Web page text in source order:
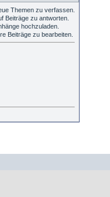
Themen zu verfassen.
Beiträge zu antworten.
hochzuladen.
Beiträge zu bearbeiten.